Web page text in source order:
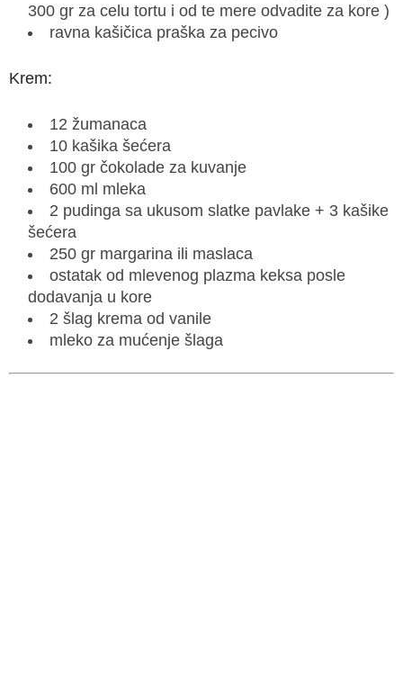
300 gr za celu tortu i od te mere odvadite za kore )
ravna kašičica praška za pecivo
Krem:
12 žumanaca
10 kašika šećera
100 gr čokolade za kuvanje
600 ml mleka
2 pudinga sa ukusom slatke pavlake + 3 kašike
šećera
250 gr margarina ili maslaca
ostatak od mlevenog plazma keksa posle
dodavanja u kore
2 šlag krema od vanile
mleko za mućenje šlaga